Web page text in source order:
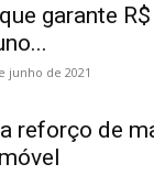
garante
junho de 2021
reforço de